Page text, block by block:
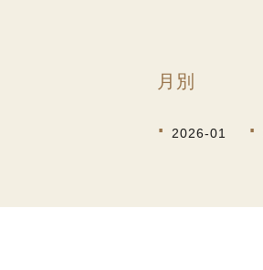
月別
2026-01